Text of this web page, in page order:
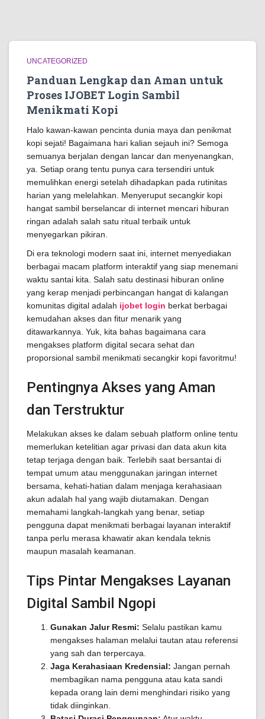
UNCATEGORIZED
Panduan Lengkap dan Aman untuk
Proses IJOBET Login Sambil
Menikmati Kopi
Halo kawan-kawan pencinta dunia maya dan penikmat
kopi sejati! Bagaimana hari kalian sejauh ini? Semoga
semuanya berjalan dengan lancar dan menyenangkan,
ya. Setiap orang tentu punya cara tersendiri untuk
memulihkan energi setelah dihadapkan pada rutinitas
harian yang melelahkan. Menyeruput secangkir kopi
hangat sambil berselancar di internet mencari hiburan
ringan adalah salah satu ritual terbaik untuk
menyegarkan pikiran.
Di era teknologi modern saat ini, internet menyediakan
berbagai macam platform interaktif yang siap menemani
waktu santai kita. Salah satu destinasi hiburan online
yang kerap menjadi perbincangan hangat di kalangan
komunitas digital adalah ijobet login berkat berbagai
kemudahan akses dan fitur menarik yang
ditawarkannya. Yuk, kita bahas bagaimana cara
mengakses platform digital secara sehat dan
proporsional sambil menikmati secangkir kopi favoritmu!
Pentingnya Akses yang Aman
dan Terstruktur
Melakukan akses ke dalam sebuah platform online tentu
memerlukan ketelitian agar privasi dan data akun kita
tetap terjaga dengan baik. Terlebih saat bersantai di
tempat umum atau menggunakan jaringan internet
bersama, kehati-hatian dalam menjaga kerahasiaan
akun adalah hal yang wajib diutamakan. Dengan
memahami langkah-langkah yang benar, setiap
pengguna dapat menikmati berbagai layanan interaktif
tanpa perlu merasa khawatir akan kendala teknis
maupun masalah keamanan.
Tips Pintar Mengakses Layanan
Digital Sambil Ngopi
Gunakan Jalur Resmi: Selalu pastikan kamu
mengakses halaman melalui tautan atau referensi
yang sah dan terpercaya.
Jaga Kerahasiaan Kredensial: Jangan pernah
membagikan nama pengguna atau kata sandi
kepada orang lain demi menghindari risiko yang
tidak diinginkan.